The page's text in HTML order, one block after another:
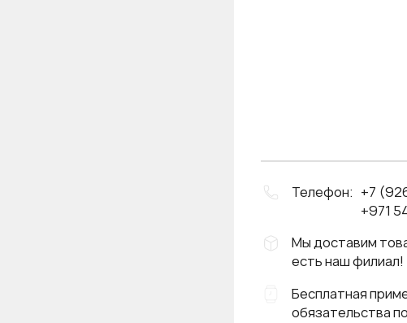
Телефон: +7
+971
Мы доставим
есть наш филиал!
Бесплатная
обязательства